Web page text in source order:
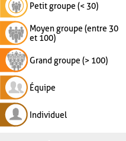
Petit groupe (< 30)
Moyen groupe (entre 30
et 100)
Grand groupe (> 100)
Équipe
Individuel